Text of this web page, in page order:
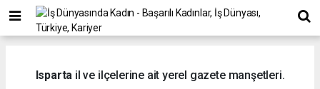
Isparta il ve ilçelerine ait yerel gazete manşetleri.